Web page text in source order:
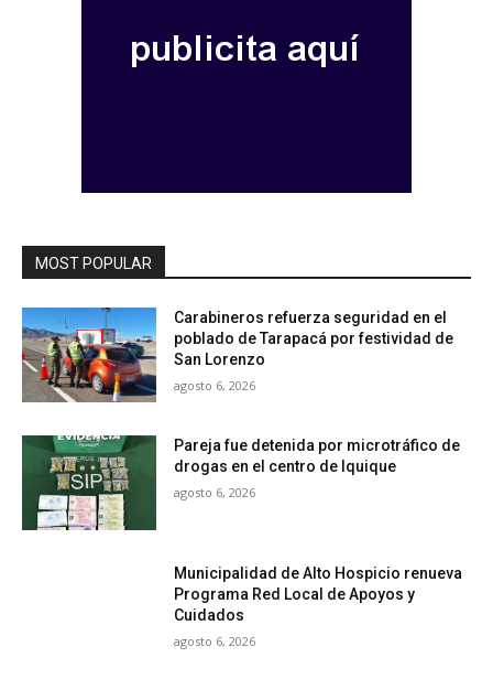
MOST POPULAR
Carabineros refuerza seguridad en el
poblado de Tarapacá por festividad de
San Lorenzo
agosto 6, 2026
Pareja fue detenida por microtráfico de
drogas en el centro de Iquique
agosto 6, 2026
Municipalidad de Alto Hospicio renueva
Programa Red Local de Apoyos y
Cuidados
agosto 6, 2026